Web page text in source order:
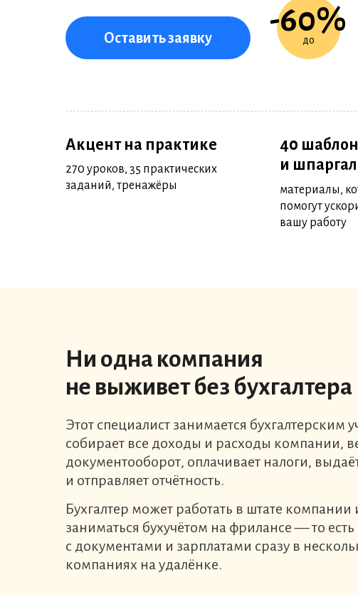
Оставить заявку
Акцент на практике
270 уроков, 35 практических
заданий, тренажёры
40
и
материалы,
помогут
вашу работу
-60%
до
Ни одна компания
не выживет без бухгалтера
Этот специалист занимается бухгалтерским
собирает все доходы и расходы компании,
документооборот, оплачивает налоги,
и отправляет отчётность.
Бухгалтер может работать в штате компании
заниматься бухучётом на фрилансе — то есть
с документами и зарплатами сразу в
компаниях на удалёнке.